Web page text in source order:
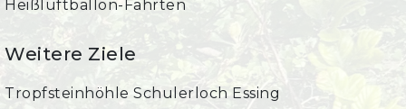
Heißluftballon-Fahrten
Weitere Ziele
Tropfsteinhöhle Schulerloch Essing